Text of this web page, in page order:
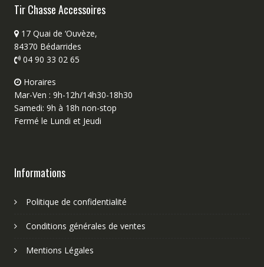
Tir Chasse Accessoires
17 Quai de ‘Ouvèze,
84370 Bédarrides
04 90 33 02 65
Horaires
Mar-Ven : 9h-12h/14h30-18h30
Samedi: 9h à 18h non-stop
Fermé le Lundi et Jeudi
Informations
Politique de confidentialité
Conditions générales de ventes
Mentions Légales